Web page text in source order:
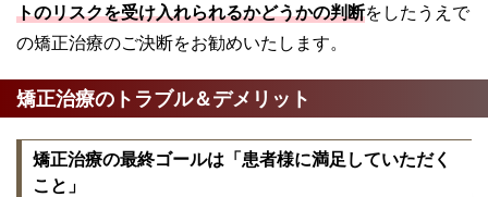
トのリスクを受け入れられるかどうかの判断をしたうえで
の矯正治療のご決断をお勧めいたします。
矯正治療のトラブル＆デメリット
矯正治療の最終ゴールは「患者様に満足していただく
こと」